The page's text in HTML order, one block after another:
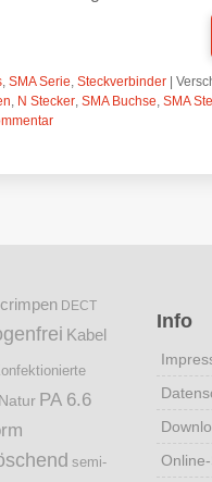
, SMA Serie, Steckverbinder
, N Stecker, SMA Buchse, SMA
crimpen DECT
Kabel
Natur PA 6.6
semi-
Info